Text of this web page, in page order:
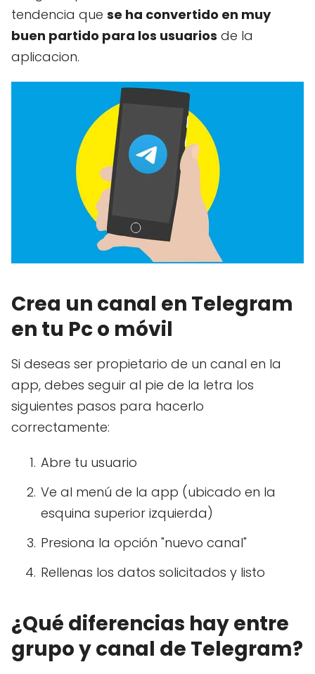
tendencia que se ha convertido en muy
buen partido para los usuarios de la
aplicacion.
Crea un canal en Telegram
en tu Pc o móvil
Si deseas ser propietario de un canal en la
app, debes seguir al pie de la letra los
siguientes pasos para hacerlo
correctamente:
Abre tu usuario
Ve al menú de la app (ubicado en la
esquina superior izquierda)
Presiona la opción "nuevo canal"
Rellenas los datos solicitados y listo
¿Qué diferencias hay entre
grupo y canal de Telegram?